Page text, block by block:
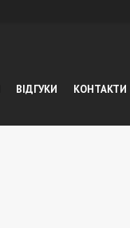
ВІДГУКИ КОНТАКТИ